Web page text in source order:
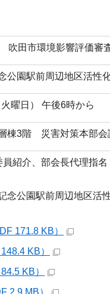
吹田市環境影響評価審
公園駅前周辺地区活性
曜日） 午後6時から
棟3階 災害対策本部会
紹介、部会長代理指名
念公園駅前周辺地区活
171.8 KB）
KB）
KB）
2.9 MB）